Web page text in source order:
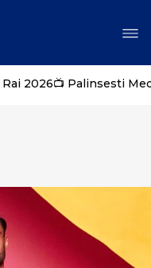
2026📺 Palinsesti